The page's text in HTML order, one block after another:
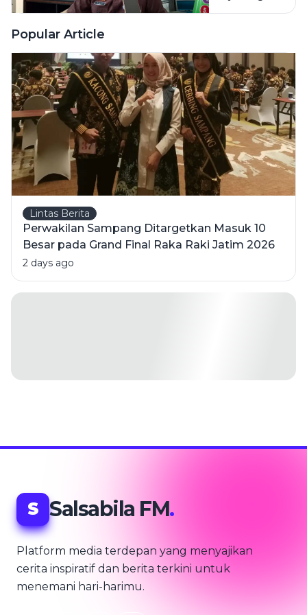
Tanglok
Negara
Miliar
Lebih
Popular Article
Lintas Berita
Perwakilan Sampang Ditargetkan Masuk 10
Besar pada Grand Final Raka Raki Jatim 2026
2 days ago
S Salsabila FM.
Platform media terdepan yang menyajikan
cerita inspiratif dan berita terkini untuk
menemani hari-harimu.